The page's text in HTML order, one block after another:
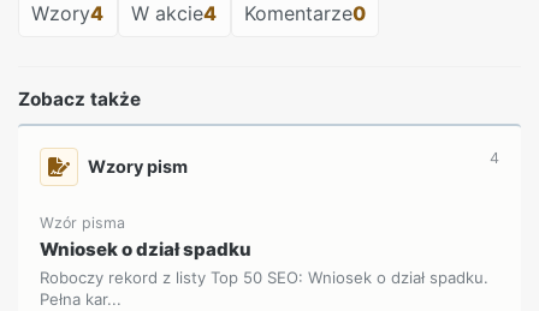
Wzory4 W akcie4 Komentarze0
Zobacz także
Wzory pism 4
Wzór pisma
Wniosek o dział spadku
Roboczy rekord z listy Top 50 SEO: Wniosek o dział spadku.
Pełna kar...